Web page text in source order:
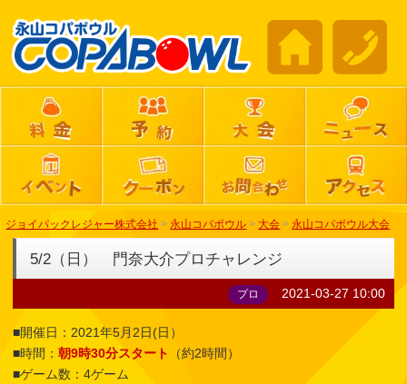
ジョイパックレジャー株式会社 > 永山コパボウル > 大会 > 永山コパボウル大会
5/2（日） 門奈大介プロチャレンジ
プロ 2021-03-27 10:00
■開催日：2021年5月2日(日）
■時間： 朝9時30分スタート
（約2時間）
■ゲーム数：4ゲーム